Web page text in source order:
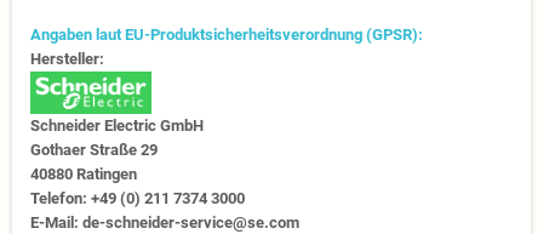
Angaben laut EU-Produktsicherheitsverordnung (GPSR):
Hersteller:
Schneider Electric GmbH
Gothaer Straße 29
40880 Ratingen
Telefon: +49 (0) 211 7374 3000
E-Mail: de-schneider-service@se.com